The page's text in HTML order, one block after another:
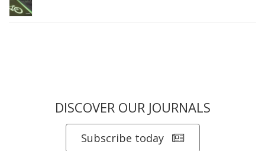
DISCOVER OUR JOURNALS
Subscribe today